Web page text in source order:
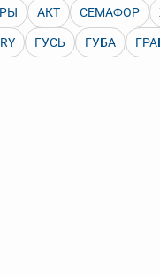
АКТ СЕМАФОР
ГУСЬ ГУБА